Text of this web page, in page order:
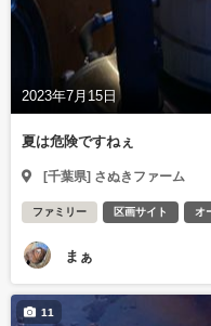
2023年7月15日
夏は危険ですねぇ
[千葉県] さぬきファーム
ファミリー 区画サイト オ
まぁ
11